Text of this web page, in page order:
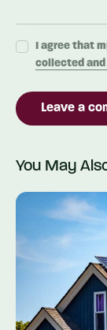
I agree that
collected
You May